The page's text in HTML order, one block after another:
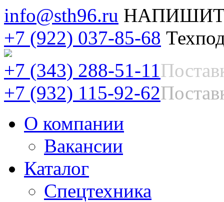
info@sth96.ru
+7 (922) 037-85-68
+7 (343) 288-51-11
+7 (932) 115-92-62
О компании
Вакансии
Каталог
Спецтехника